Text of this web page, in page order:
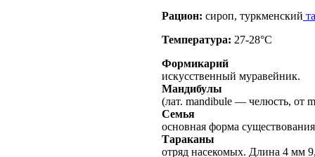
Рацион: сироп, туркменский
Температура: 27-28°C
Формикарий
искусственный муравейник.
Мандибулы
(лат. mandibule — челюсть, от
Семья
основная форма
Тараканы
отряд насекомых. Длина 4 мм